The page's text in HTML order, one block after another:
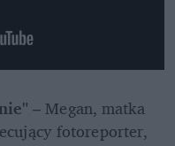
– Megan, matka
fotoreporter,